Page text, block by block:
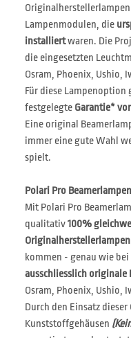
Lampenmodulen, die
installiertwaren. Die
die eingesetzten
Osram, Phoenix, Ushio,
Für diese
festgelegte Garantie*
Eine original
immer eine gute Wahl
spielt.
Polari Pro
Mit Polari Pro
qualitativ100%
Originalherstellerlampen
kommen - genau wie
ausschliesslich originale
Osram, Phoenix, Ushio,
Durch den Einsatz
Kunststoffgehäusen